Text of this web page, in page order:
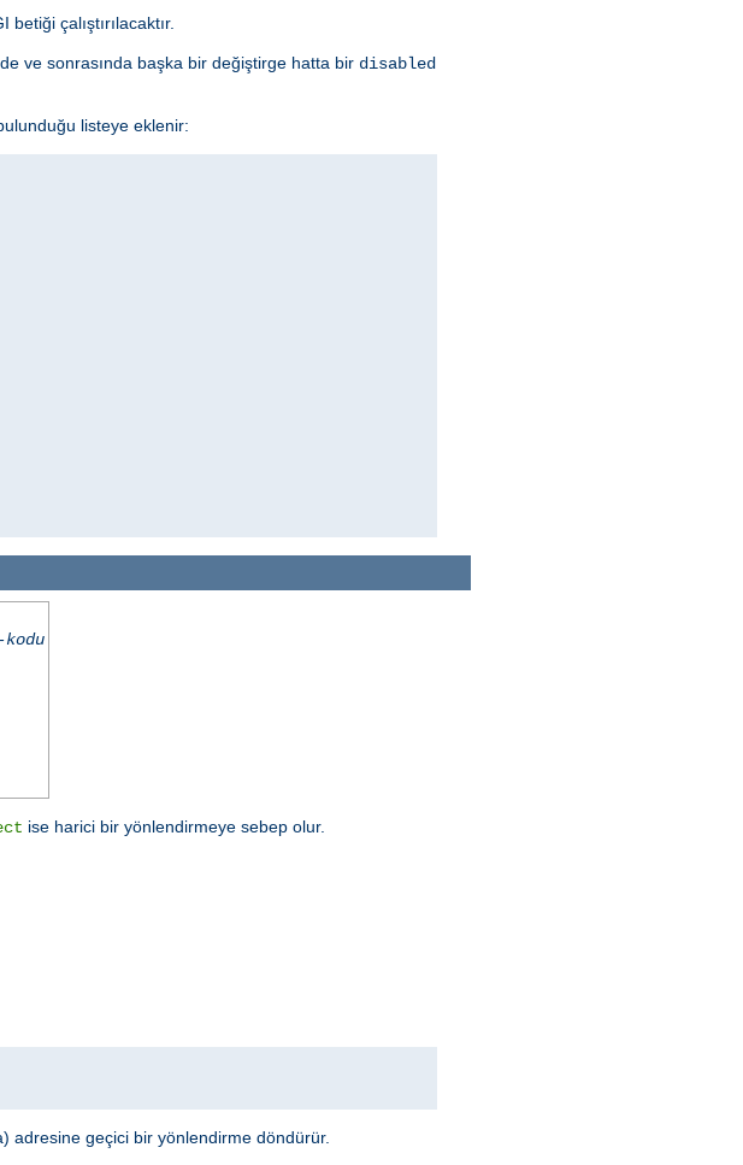
betiği çalıştırılacaktır.
ve sonrasında başka bir değiştirge hatta bir disabled
listeye eklenir:
ise harici bir yönlendirmeye sebep olur.
adresine geçici bir yönlendirme döndürür.